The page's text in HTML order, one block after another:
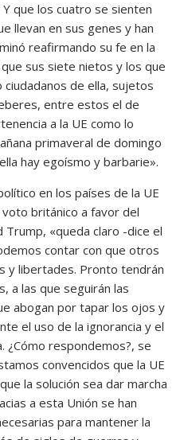
que los cuatro se sienten
llevan en sus genes y han
reafirmando su fe en la
sus siete nietos y los que
de ella, sujetos
entre estos el de
a la UE como lo
primaveral de domingo
hay egoísmo y barbarie».
en los países de la UE
británico a favor del
«queda claro -dice el
contar con que otros
y libertades. Pronto tendrán
a las que seguirán las
abogan por tapar los ojos y
el uso de la ignorancia y el
¿Cómo respondemos?, se
convencidos que la UE
la solución sea dar marcha
a esta Unión se han
para mantener la